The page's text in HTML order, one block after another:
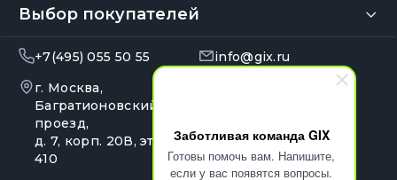
Заботливая команда GIX
Готовы помочь вам. Напишите,
если у вас появятся вопросы.
Выбор покупателей
+7(495) 055 50 55
info@gix.ru
г. Москва,
Багратионовский
проезд,
д. 7, корп. 20В, эт. 4, оф.
410